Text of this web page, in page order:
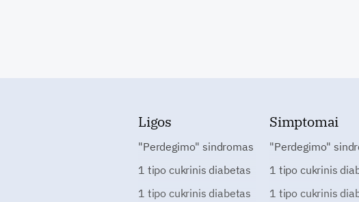
Ligos
"Perdegimo" sindromas
1 tipo cukrinis diabetas
1 tipo cukrinis diabetas
Simptomai
"Perdegimo"
1 tipo cukrinis
1 tipo cukrinis